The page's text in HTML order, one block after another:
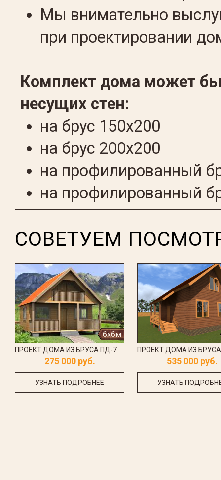
Мы внимательно
при проектировании
Комплект дома может
несущих стен:
на брус 150х200
на брус 200x200
на профилированный
на профилированный
СОВЕТУЕМ
6x6м
ПРОЕКТ ДОМА ИЗ БРУСА ПД-7
275 000 руб.
УЗНАТЬ ПОДРОБНЕЕ
ПРОЕКТ ДОМА ИЗ БРУСА
535 000 руб.
УЗНАТЬ